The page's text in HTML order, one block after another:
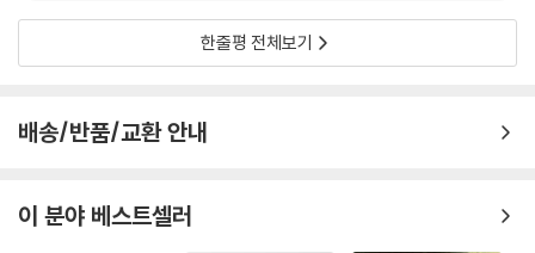
지금 여기에서 주님과 동행하는 / 매일의 고백이 되게 하소서 / 가장 소박
했던 첫 고백이자 / 가장 진실한 마지막 기도가 되게 하소서
한줄평 전체보기
배송/반품/교환 안내
이 분야 베스트셀러